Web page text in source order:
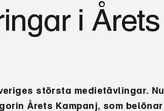
i Årets
största medietävlingar. Nu
Årets Kampanj, som belönar